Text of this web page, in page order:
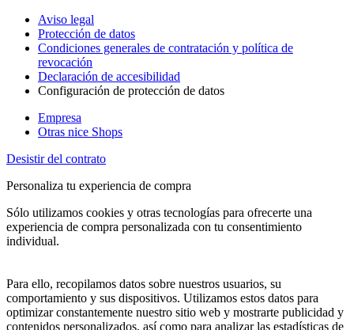
Aviso legal
Protección de datos
Condiciones generales de contratación y política de
revocación
Declaración de accesibilidad
Configuración de protección de datos
Empresa
Otras nice Shops
Desistir del contrato
Personaliza tu experiencia de compra
Sólo utilizamos cookies y otras tecnologías para ofrecerte una
experiencia de compra personalizada con tu consentimiento
individual.
Para ello, recopilamos datos sobre nuestros usuarios, su
comportamiento y sus dispositivos. Utilizamos estos datos para
optimizar constantemente nuestro sitio web y mostrarte publicidad y
contenidos personalizados, así como para analizar las estadísticas de